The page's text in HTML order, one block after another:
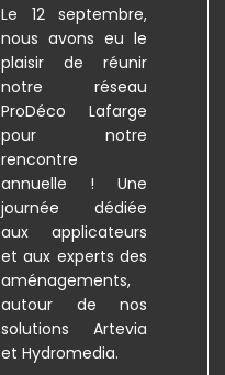
Le 12 septembre,
nous avons eu le
plaisir de réunir
notre réseau
ProDéco Lafarge
pour notre
rencontre
annuelle ! Une
journée dédiée
aux applicateurs
et aux experts des
aménagements,
autour de nos
solutions Artevia
et Hydromedia.